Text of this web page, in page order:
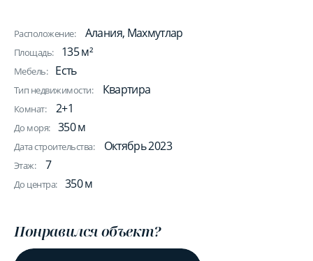
Расположение: Алания, Махмутлар
Площадь: 135 м²
Мебель: Есть
Тип недвижимости: Квартира
Комнат: 2+1
До моря: 350 м
Дата строительства: Октябрь 2023
Этаж: 7
До центра: 350 м
Понравился объект?